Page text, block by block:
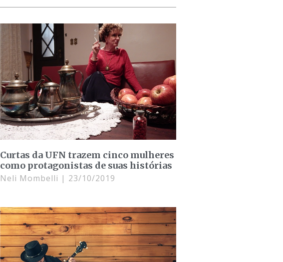
Curtas da UFN trazem cinco mulheres
como protagonistas de suas histórias
Neli Mombelli 23/10/2019